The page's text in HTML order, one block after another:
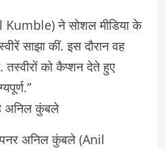
Kumble) ने सोशल मीडिया के
साझा कीं. इस दौरान वह
को कैप्शन देते हुए
अनिल कुंबले
अनिल कुंबले (Anil